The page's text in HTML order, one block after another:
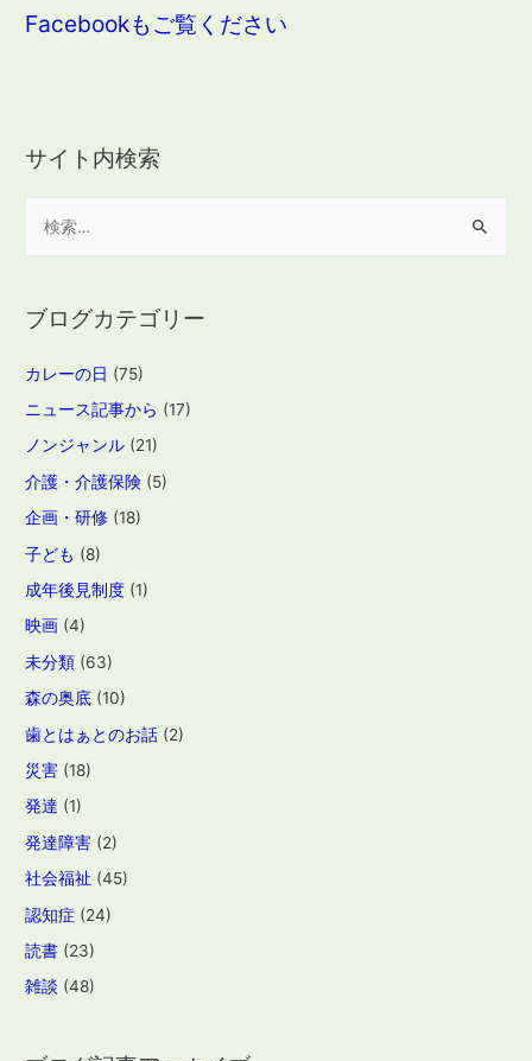
Facebookもご覧ください
サイト内検索
ブログカテゴリー
カレーの日 (75)
ニュース記事から (17)
ノンジャンル (21)
介護・介護保険 (5)
企画・研修 (18)
子ども (8)
成年後見制度 (1)
映画 (4)
未分類 (63)
森の奥底 (10)
歯とはぁとのお話 (2)
災害 (18)
発達 (1)
発達障害 (2)
社会福祉 (45)
認知症 (24)
読書 (23)
雑談 (48)